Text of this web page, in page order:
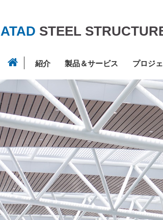
ATAD STEEL
紹介 製品＆サービス プロジ